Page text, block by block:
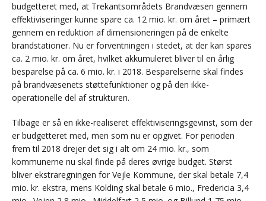
budgetteret med, at Trekantsområdets Brandvæsen gennem
effektiviseringer kunne spare ca. 12 mio. kr. om året – primært
gennem en reduktion af dimensioneringen på de enkelte
brandstationer. Nu er forventningen i stedet, at der kan spares
ca. 2 mio. kr. om året, hvilket akkumuleret bliver til en årlig
besparelse på ca. 6 mio. kr. i 2018. Besparelserne skal findes
på brandvæsenets støttefunktioner og på den ikke-
operationelle del af strukturen.
Tilbage er så en ikke-realiseret effektiviseringsgevinst, som der
er budgetteret med, men som nu er opgivet. For perioden
frem til 2018 drejer det sig i alt om 24 mio. kr., som
kommunerne nu skal finde på deres øvrige budget. Størst
bliver ekstraregningen for Vejle Kommune, der skal betale 7,4
mio. kr. ekstra, mens Kolding skal betale 6 mio., Fredericia 3,4